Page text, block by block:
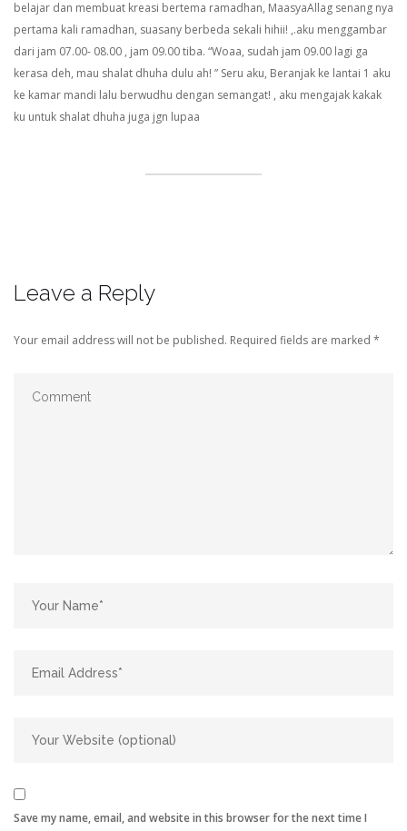
belajar dan membuat kreasi bertema ramadhan, MaasyaAllag senang nya
pertama kali ramadhan, suasany berbeda sekali hihii! ,.aku menggambar
dari jam 07.00- 08.00 , jam 09.00 tiba. “Woaa, sudah jam 09.00 lagi ga
kerasa deh, mau shalat dhuha dulu ah! ” Seru aku, Beranjak ke lantai 1 aku
ke kamar mandi lalu berwudhu dengan semangat! , aku mengajak kakak
ku untuk shalat dhuha juga jgn lupaa
Leave a Reply
Your email address will not be published. Required fields are marked *
Save my name, email, and website in this browser for the next time I